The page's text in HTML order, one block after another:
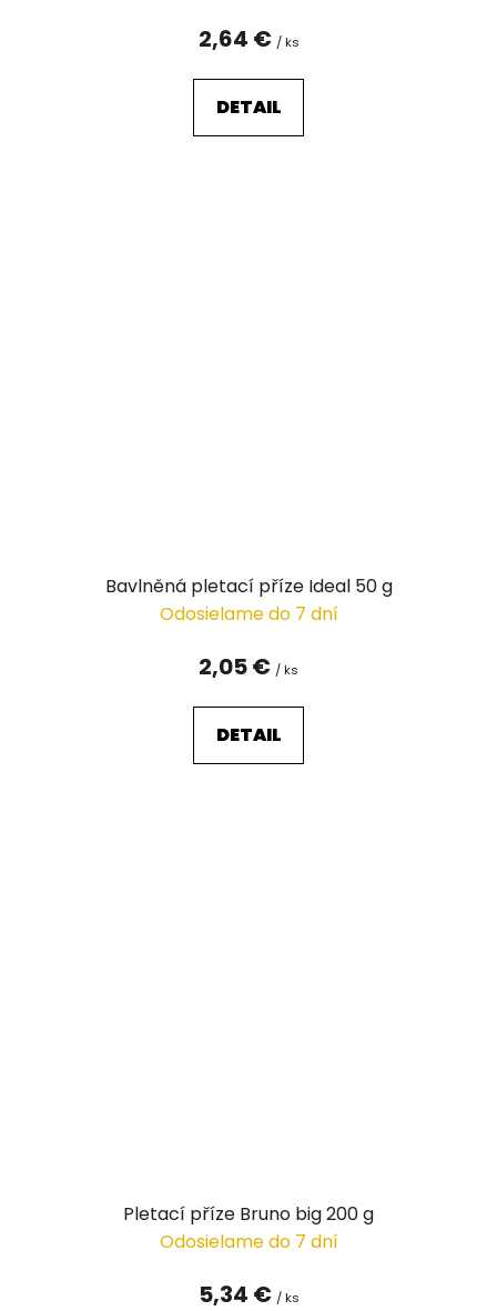
2,64 € / ks
DETAIL
Bavlněná pletací příze Ideal 50 g
Odosielame do 7 dní
2,05 € / ks
DETAIL
Pletací příze Bruno big 200 g
Odosielame do 7 dní
5,34 € / ks